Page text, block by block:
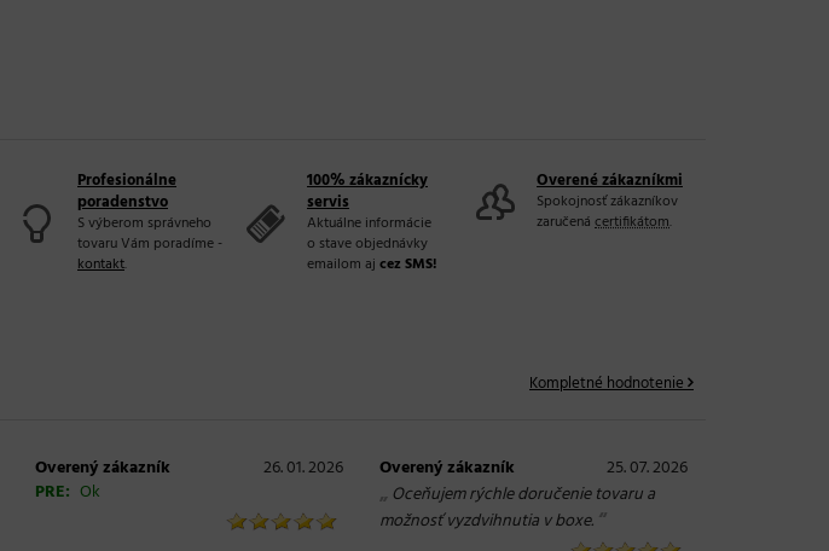
Profesionálne
poradenstvo
S výberom správneho
tovaru Vám poradíme -
kontakt.
100% zákaznícky
servis
Aktuálne informácie
o stave objednávky
emailom aj cez SMS!
Overené zákazníkmi
Spokojnosť zákazníkov
zaručená certifikátom.
Kompletné hodnotenie
Overený zákazník
26. 01. 2026
PRE: Ok
Overený zákazník 25. 07. 2026
„ Oceňujem rýchle doručenie tovaru a
možnosť vyzdvihnutia v boxe. “